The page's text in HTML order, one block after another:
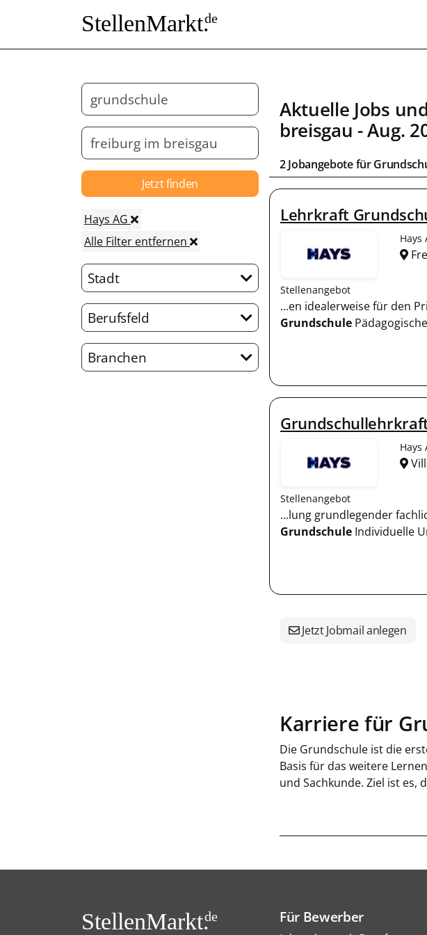
StellenMarkt.de
Jetzt finden
Hays AG
Alle Filter entfernen
Stadt
Berufsfeld
Branchen
Aktuelle Jobs
breisgau - Aug.
2 Jobangebote für
Lehrkraft
Hays
Stellenangebot
...en idealerweise für den
Grundschule
Hays
Stellenangebot
...lung grundlegender
Grundschule Individuelle
Jetzt Jobmail anlegen
Karriere für
Die Grundschule ist die
Basis für das weitere
und Sachkunde. Ziel ist es,
StellenMarkt.de Für Bewerber